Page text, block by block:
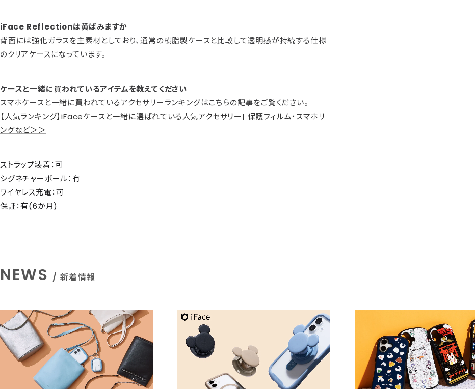
iFace Reflectionは黄ばみますか
背面には強化ガラスを主素材としており、通常の樹脂製ケースと比較して透明感が持続する仕様
のクリアケースになっています。
ケースと一緒に買われているアイテムを教えてください
スマホケースと一緒に買われているアクセサリーランキングはこちらの記事をご覧ください。
【人気ランキング】iFaceケースと一緒に選ばれている人気アクセサリー| 保護フィルム・スマホリ
ングなど＞＞
ストラップ装着：可
シグネチャーボール：有
ワイヤレス充電：可
保証：有(6か月)
NEWS / 新着情報